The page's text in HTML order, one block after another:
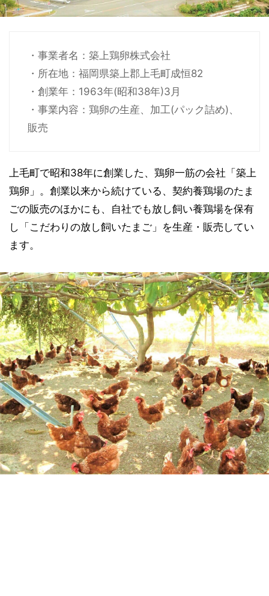
・事業者名：築上鶏卵株式会社
・所在地：福岡県築上郡上毛町成恒82
・創業年：1963年(昭和38年)3月
・事業内容：鶏卵の生産、加工(パック詰め)、
販売
上毛町で昭和38年に創業した、鶏卵一筋の会社「築上
鶏卵」。創業以来から続けている、契約養鶏場のたま
ごの販売のほかにも、自社でも放し飼い養鶏場を保有
し「こだわりの放し飼いたまご」を生産・販売してい
ます。